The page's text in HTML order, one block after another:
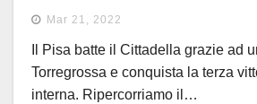
Mar 21, 2022
Il Pisa batte il Cittadella grazie ad
Torregrossa e conquista la terza
interna. Ripercorriamo il…